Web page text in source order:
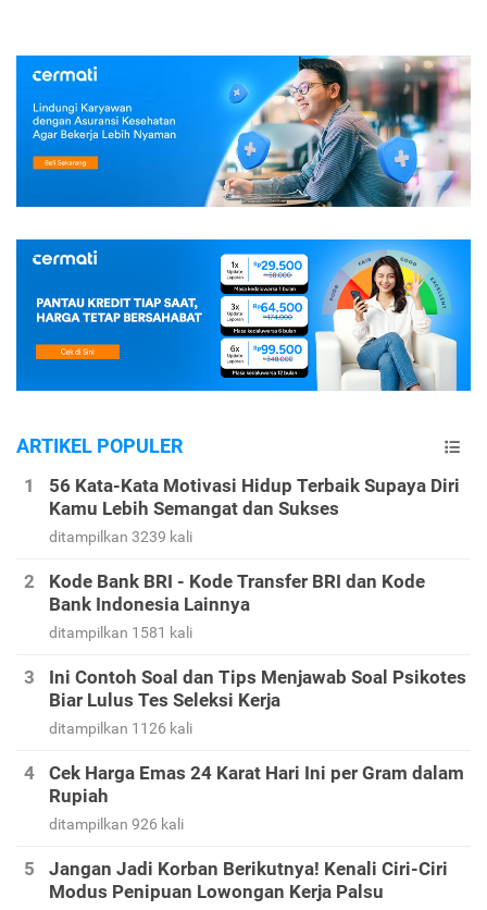
ARTIKEL POPULER
56 Kata-Kata Motivasi Hidup Terbaik Supaya Diri
Kamu Lebih Semangat dan Sukses
ditampilkan 3239 kali
Kode Bank BRI - Kode Transfer BRI dan Kode
Bank Indonesia Lainnya
ditampilkan 1581 kali
Ini Contoh Soal dan Tips Menjawab Soal Psikotes
Biar Lulus Tes Seleksi Kerja
ditampilkan 1126 kali
Cek Harga Emas 24 Karat Hari Ini per Gram dalam
Rupiah
ditampilkan 926 kali
Jangan Jadi Korban Berikutnya! Kenali Ciri-Ciri
Modus Penipuan Lowongan Kerja Palsu